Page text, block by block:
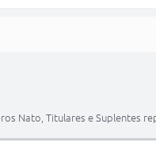
Nato, Titulares e Suplentes